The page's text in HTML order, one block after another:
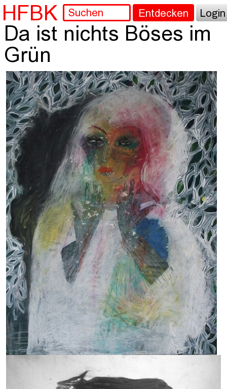
HFBK Entdecken Login
Da ist nichts Böses im
Grün